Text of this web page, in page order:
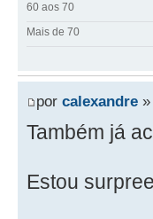
60 aos 70
Mais de 70
por calexandre
Também já
Estou